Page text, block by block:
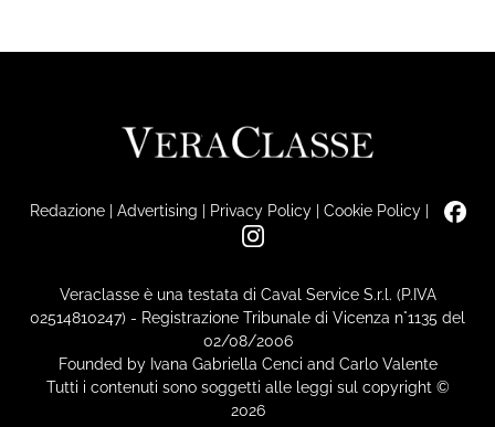
Redazione| Advertising | Privacy Policy| Cookie Policy|
Veraclasse è una testata di Caval Service S.r.l. (P.IVA
02514810247) - Registrazione Tribunale di Vicenza n°1135 del
02/08/2006
Founded by Ivana Gabriella Cenci and Carlo Valente
Tutti i contenuti sono soggetti alle leggi sul copyright ©
2026